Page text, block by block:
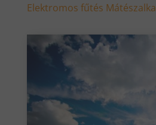
Elektromos fűtés Mátészalka